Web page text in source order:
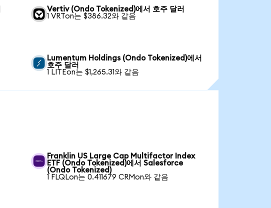
Vertiv (Ondo Tokenized)에서 호주 달러
1 VRTon는 $386.32와 같음
Lumentum Holdings (Ondo Tokenized)에서
호주 달러
1 LITEon는 $1,265.31와 같음
Franklin US Large Cap Multifactor Index
ETF (Ondo Tokenized)에서 Salesforce
(Ondo Tokenized)
1 FLQLon는 0.411679 CRMon와 같음